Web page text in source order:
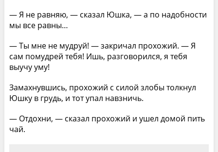
— Я не равняю, — сказал Юшка, — а по надобности
мы все равны…
— Ты мне не мудруй! — закричал прохожий. — Я
сам помудрей тебя! Ишь, разговорился, я тебя
выучу уму!
Замахнувшись, прохожий с силой злобы толкнул
Юшку в грудь, и тот упал навзничь.
— Отдохни, — сказал прохожий и ушел домой пить
чай.